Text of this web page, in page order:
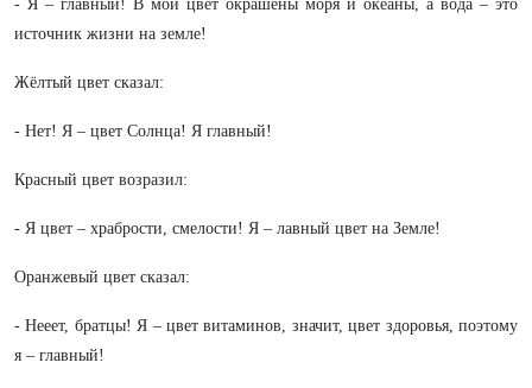
- Я – главный! В мой цвет окрашены моря и океаны, а вода – это
источник жизни на земле!
Жёлтый цвет сказал:
- Нет! Я – цвет Солнца! Я главный!
Красный цвет возразил:
- Я цвет – храбрости, смелости! Я – лавный цвет на Земле!
Оранжевый цвет сказал:
- Нееет, братцы! Я – цвет витаминов, значит, цвет здоровья, поэтому
я – главный!